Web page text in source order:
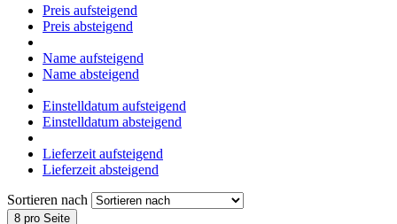
Preis aufsteigend
Preis absteigend
Name aufsteigend
Name absteigend
Einstelldatum aufsteigend
Einstelldatum absteigend
Lieferzeit aufsteigend
Lieferzeit absteigend
Sortieren nach
8 pro Seite